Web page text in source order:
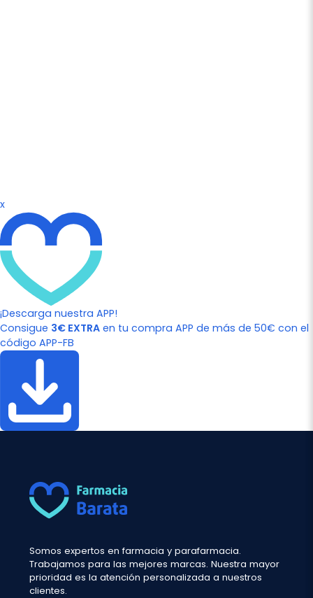
x
¡Descarga nuestra APP!
Consigue 3€ EXTRA en tu compra APP de más de 50€ con el
código APP-FB
Somos expertos en farmacia y parafarmacia.
Trabajamos para las mejores marcas. Nuestra mayor
prioridad es la atención personalizada a nuestros
clientes.